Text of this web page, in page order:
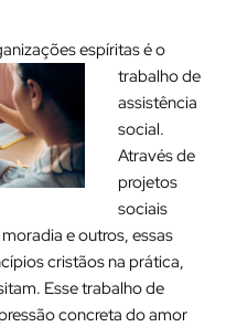
espíritas é o
trabalho de
assistência
social.
Através de
projetos
sociais
e outros, essas
cristãos na prática,
Esse trabalho de
concreta do amor